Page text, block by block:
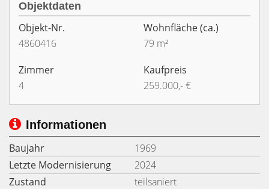
Objektdaten
Objekt-Nr.
4860416
Wohnfläche(ca.)
79 m²
Zimmer
4
Kaufpreis
259.000,- €
Informationen
Baujahr
1969
Letzte Modernisierung
2024
Zustand
teilsaniert